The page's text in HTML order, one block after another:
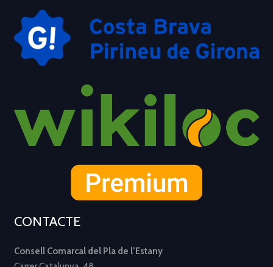
CONTACTE
Consell Comarcal del Pla de l’Estany